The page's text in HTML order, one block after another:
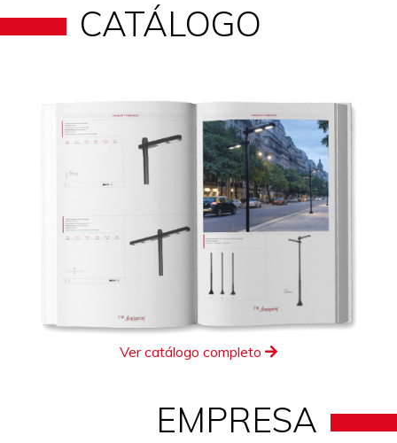
CATÁLOGO
Ver catálogo completo
EMPRESA